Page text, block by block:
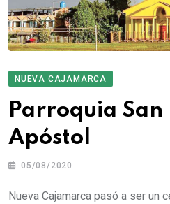
NUEVA CAJAMARCA
Parroquia San
Apóstol
05/08/2020
Nueva Cajamarca pasó a ser un